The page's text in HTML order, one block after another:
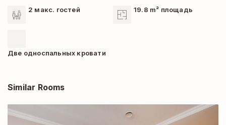
2 макс. гостей 19.8 m² площадь
Две односпальных кровати
Similar Rooms